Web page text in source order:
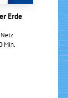
Erde
Min.